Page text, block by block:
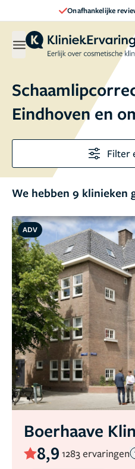
Direct een
Eindhoven en
Filter
We hebben 9 klinieken
ADV
Boerhaave
8,9 1283 ervaringen